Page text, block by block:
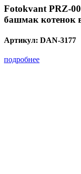
Fotokvant PRZ-
башмак котенок
Артикул: DAN-3177
подробнее